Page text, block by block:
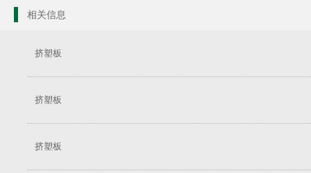
相关信息
挤塑板
挤塑板
挤塑板